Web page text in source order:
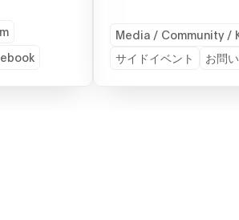
Media / Community /
サイドイベント
お問